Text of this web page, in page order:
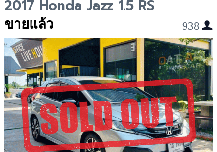
2017 Honda Jazz 1.5 RS
ขายแล้ว 938